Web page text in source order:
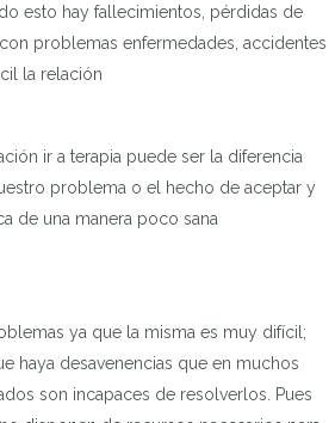
esto hay fallecimientos, pérdidas de
problemas enfermedades, accidentes
la relación
ir a terapia puede ser la diferencia
problema o el hecho de aceptar y
de una manera poco sana
ya que la misma es muy difícil;
haya desavenencias que en muchos
son incapaces de resolverlos. Pues